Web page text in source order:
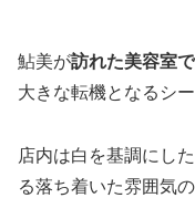
鮎美が訪れた美容室
大きな転機となるシ
店内は白を基調にし
る落ち着いた雰囲気